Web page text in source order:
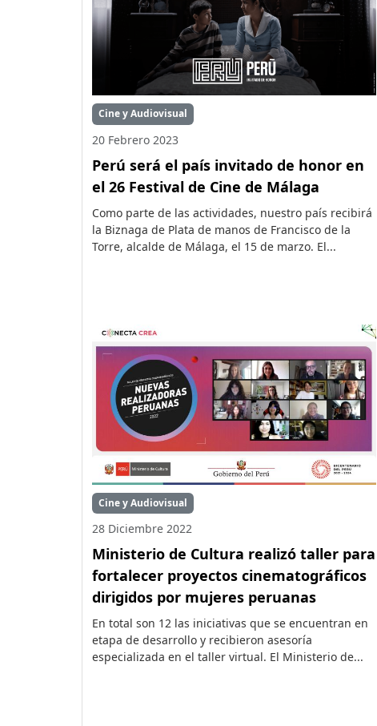
Cine y Audiovisual
20 Febrero 2023
Perú será el país invitado de honor en
el 26 Festival de Cine de Málaga
Como parte de las actividades, nuestro país recibirá
la Biznaga de Plata de manos de Francisco de la
Torre, alcalde de Málaga, el 15 de marzo. El...
Cine y Audiovisual
28 Diciembre 2022
Ministerio de Cultura realizó taller para
fortalecer proyectos cinematográficos
dirigidos por mujeres peruanas
En total son 12 las iniciativas que se encuentran en
etapa de desarrollo y recibieron asesoría
especializada en el taller virtual. El Ministerio de...